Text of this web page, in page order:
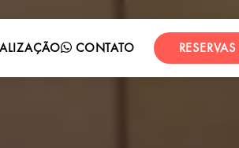
CONTATO RESERVAS